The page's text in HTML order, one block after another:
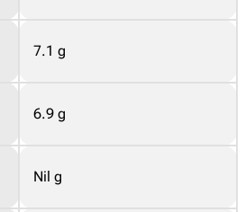
7.1 g
6.9 g
Nil g